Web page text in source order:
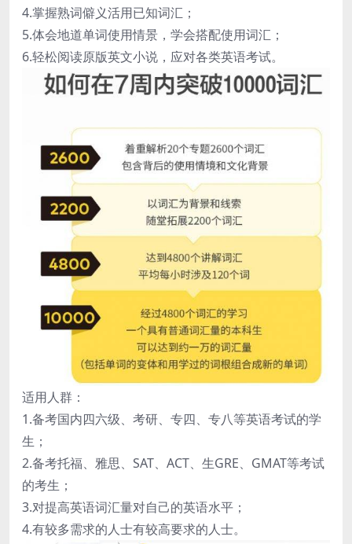
4.掌握熟词僻义活用已知词汇；
5.体会地道单词使用情景，学会搭配使用词汇；
6.轻松阅读原版英文小说，应对各类英语考试。
适用人群：
1.备考国内四六级、考研、专四、专八等英语考试的学
生；
2.备考托福、雅思、SAT、ACT、生GRE、GMAT等考试
的考生；
3.对提高英语词汇量对自己的英语水平；
4.有较多需求的人士有较高要求的人士。